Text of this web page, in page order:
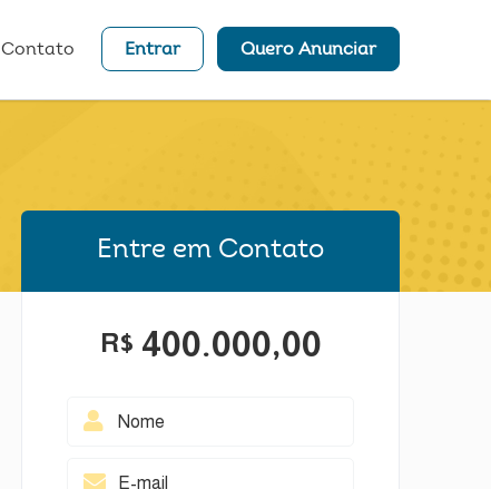
Contato Entrar Quero Anunciar
Entre em Contato
R$ 400.000,00